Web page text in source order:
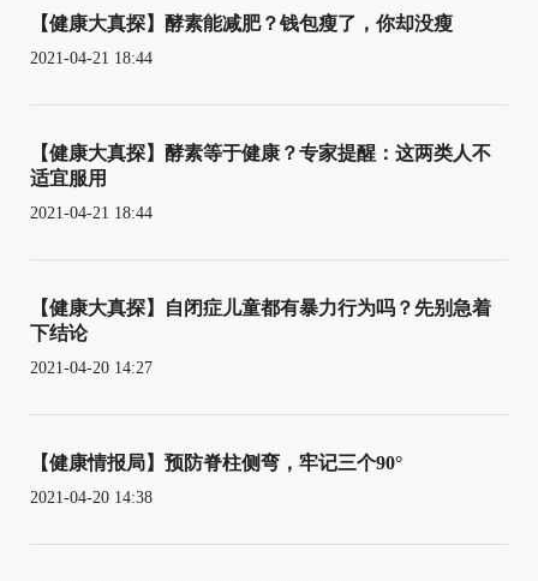
【健康大真探】酵素能减肥？钱包瘦了，你却没瘦
2021-04-21 18:44
【健康大真探】酵素等于健康？专家提醒：这两类人不
适宜服用
2021-04-21 18:44
【健康大真探】自闭症儿童都有暴力行为吗？先别急着
下结论
2021-04-20 14:27
【健康情报局】预防脊柱侧弯，牢记三个90°
2021-04-20 14:38